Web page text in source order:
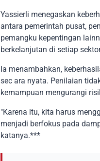
Yassierli menegaskan
antara pemerintah pusat,
pemangku kepentingan
berkelanjutan di setiap
Ia menambahkan,
sec ara nyata. Penilaian
kemampuan mengurangi
"Karena itu, kita harus
menjadi berfokus pada
katanya.***